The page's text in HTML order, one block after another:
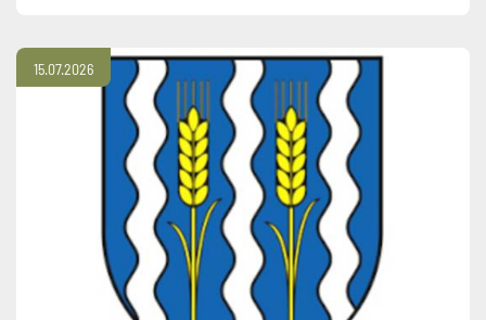
15.07.2026